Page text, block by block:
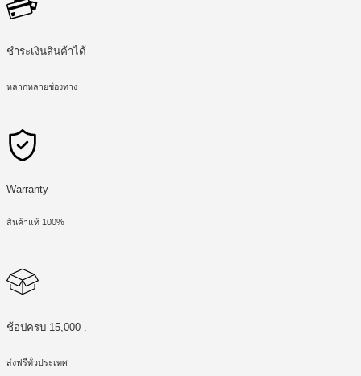
ชำระเงินสินค้าได้
หลากหลายช่องทาง
Warranty
สินค้าแท้ 100%
ช้อปครบ 15,000 .-
ส่งฟรีทั่วประเทศ